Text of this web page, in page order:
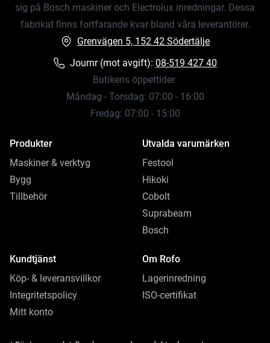
sig på Bosch maskiner och Electrolux inredningar. Dessa
fabrikat finns fortfarande kvar bland våra leverantörer.
Grenvägen 5, 152 42 Södertälje
Journr (mot avgift): 08-519 427 40
Butikens öppettider:
Måndag - Torsdag: 07:00 - 16:00
Fredag: 07:00 - 15:00
Produkter
Maskiner & verktyg
Bygg
Tillbehör
Utvalda varumärken
Festool
Hikoki
Cobolt
Suprabeam
Bosch
Kundtjänst
Köp- & leveransvillkor
Integritetspolicy
Mitt konto
Om Rofo
Lagerinredning
ISO-certifikat